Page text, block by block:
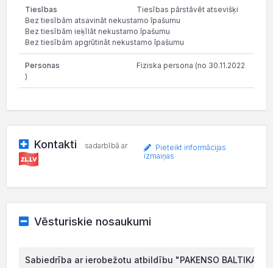
Tiesības pārstāvēt atsevišķi
Bez tiesībām atsavināt nekustamo īpašumu
Bez tiesībām ieķīlāt nekustamo īpašumu
Bez tiesībām apgrūtināt nekustamo īpašumu
Fiziska persona (no 30.11.2022
)
Kontakti sadarbībā ar
Pieteikt informācijas
izmaiņas
Vēsturiskie nosaukumi
Sabiedrība ar ierobežotu atbildību "PAKENSO BALTIKA"